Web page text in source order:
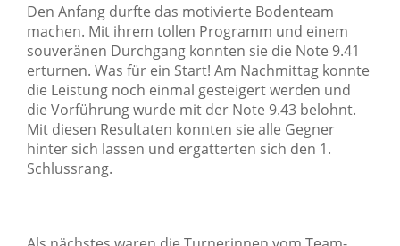
Den Anfang durfte das motivierte Bodenteam
machen. Mit ihrem tollen Programm und einem
souveränen Durchgang konnten sie die Note 9.41
erturnen. Was für ein Start! Am Nachmittag konnte
die Leistung noch einmal gesteigert werden und
die Vorführung wurde mit der Note 9.43 belohnt.
Mit diesen Resultaten konnten sie alle Gegner
hinter sich lassen und ergatterten sich den 1.
Schlussrang.